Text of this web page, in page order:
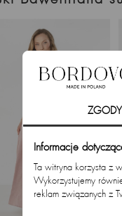
ZGODY
Informacje
Ta witryna korzysta z
Wykorzystujemy
reklam związanych z